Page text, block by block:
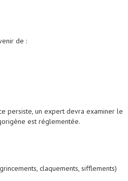
de :
persiste, un expert devra examiner le
est réglementée.
claquements, sifflements)